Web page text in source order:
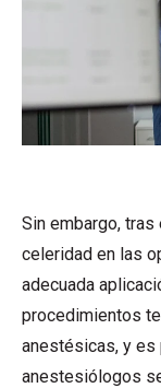
Sin embargo,
celeridad en las
adecuada
procedimientos
anestésicas, y es
anestesiólogos